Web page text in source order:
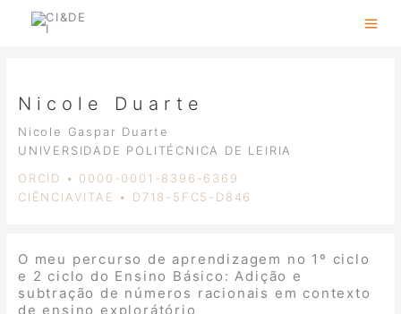
Nicole Duarte
Nicole Gaspar Duarte
UNIVERSIDADE POLITÉCNICA DE LEIRIA
ORCID • 0000-0001-8396-6369
CIÊNCIAVITAE • D718-5FC5-D846
O meu percurso de aprendizagem no 1º ciclo
e 2 ciclo do Ensino Básico: Adição e
subtração de números racionais em contexto
de ensino explorátório